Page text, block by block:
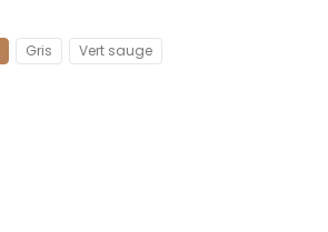
Gris Vert sauge